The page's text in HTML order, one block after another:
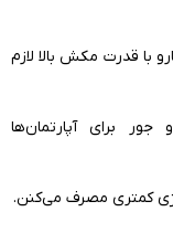
با قدرت مکش بالا لازم
برای آپارتمان‌ها
کمتری مصرف می‌کنن.